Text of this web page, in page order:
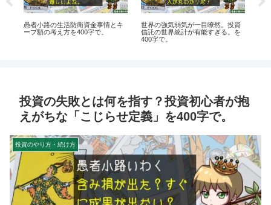
愚者小路の生活防衛資金事情とキ
ープ額の考え方を400字で。
世界の強気弱気が一目瞭然。投資
信託の世界統計が有能すぎる。を
400字で。
投資の失敗とは何を指す？投資初心者が抱
えがちな「こじらせ定義」を400字で。
投資のやり方・続け方